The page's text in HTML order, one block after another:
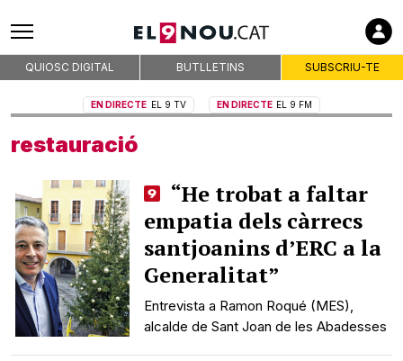
QUIOSC DIGITAL BUTLLETINS SUBSCRIU-TE
EN DIRECTE EL 9 TV EN DIRECTE EL 9 FM
restauració
“He trobat a faltar
empatia dels càrrecs
santjoanins d’ERC a la
Generalitat”
Entrevista a Ramon Roqué (MES),
alcalde de Sant Joan de les Abadesses